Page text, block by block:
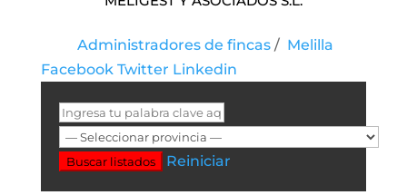
Administradores de fincas/ Melilla
Facebook Twitter Linkedin
Buscar listados Reiniciar